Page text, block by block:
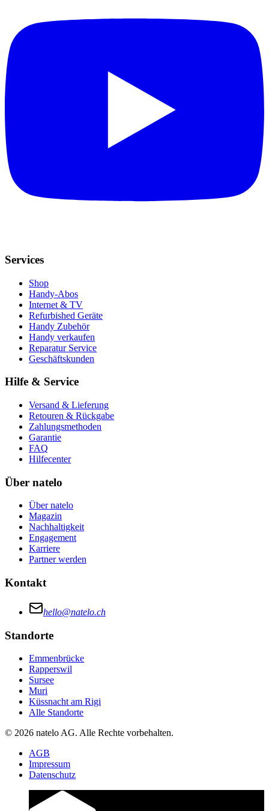
Services
Shop
Handy-Abos
Internet & TV
Refurbished Geräte
Handy Zubehör
Handy verkaufen
Reparatur Service
Geschäftskunden
Hilfe & Service
Versand & Lieferung
Retouren & Rückgabe
Zahlungsmethoden
Garantie
FAQ
Hilfecenter
Über natelo
Über natelo
Magazin
Nachhaltigkeit
Engagement
Karriere
Partner werden
Kontakt
hello@natelo.ch
Standorte
Emmenbrücke
Rapperswil
Sursee
Muri
Küssnacht am Rigi
Alle Standorte
© 2026 natelo AG. Alle Rechte vorbehalten.
AGB
Impressum
Datenschutz